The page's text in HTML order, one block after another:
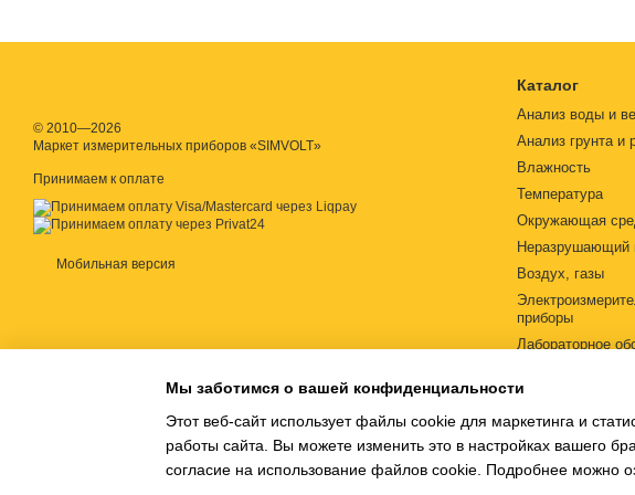
концентрация белка), что позволяет
Такой рефрактометр непременно станет
Рефрактометры для
Рефрактометрия, что выполняется
физико-химических параметров,
вещества. Например, при растворении
используют показатели
доступным ценам и с доставкой в любой
Классификация и
Принцип действия рефрактометра
коэффициент преломления. Простейшие
определенный участок шкалы прибора,
оптическую плотность раствора.
© 2010—2026
Маркет измерительных приборов «SIMVOLT»
Принимаем к оплате
Мобильная версия
Каталог
Анализ воды и
Анализ грунта и
Влажность
Температура
Окружающая
Неразрушающий
Воздух, газы
приборы
Лабораторное
Источники питания
Ph-метры
Мы заботимся о вашей конфиденциальности
Этот веб-сайт использует файлы cookie для маркетинга и
работы сайта. Вы можете изменить это в настройках вашего
согласие на использование файлов cookie. Подробнее можно